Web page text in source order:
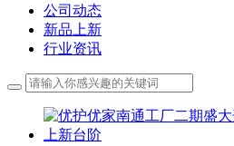
公司动态
新品上新
行业资讯